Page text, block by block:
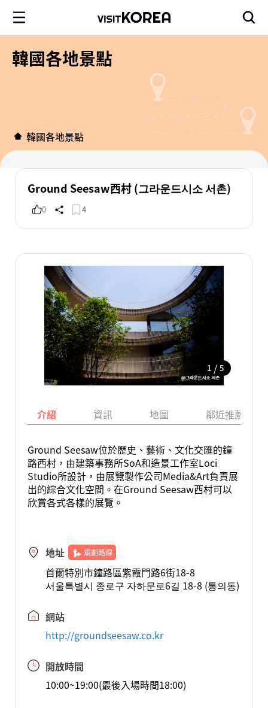
韓國各地景點
韓國各地景點
Ground Seesaw西村 (그라운드시소 서촌)
0 4
1 / 5
介紹 資訊 地圖 鄰近推薦景點
Ground Seesaw位於歷史、藝術、文化交匯的鐘
路西村，由建築事務所SoA和造景工作室Loci
Studio所設計，由展覽製作公司Media&Art負責展
出的綜合文化空間。在Ground Seesaw西村可以
欣賞各式各樣的展覽。
地址 規劃路線
首爾特別市鐘路區紫霞門路6街18-8
서울특별시 종로구 자하문로6길 18-8 (통의동)
網站
http://groundseesaw.co.kr
開放時間
10:00~19:00(最後入場時間18:00)